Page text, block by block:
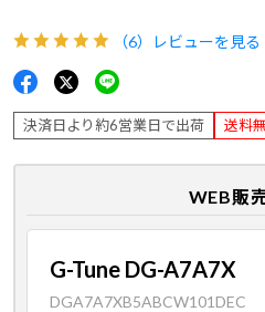
（6） レビューを見る
決済日より約6営業日で出荷 送料
WEB販
G-Tune DG-A7A7X
DGA7A7XB5ABCW101DEC